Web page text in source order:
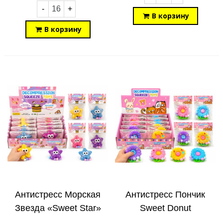
- +
В корзину
В корзину
Антистресс Морская
Звезда «Sweet Star»
Антистресс Пончик
Sweet Donut